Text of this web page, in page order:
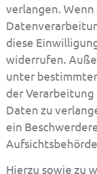
verlangen.
diese
widerrufen.
unter
der
Daten zu
ein
Hierzu sowie zu